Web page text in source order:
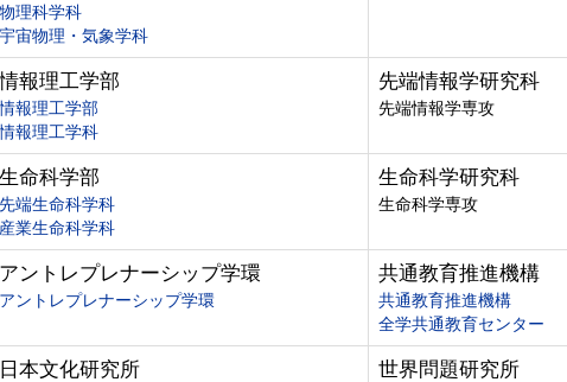
物理科学科
宇宙物理・気象学科
情報理工学部
情報理工学部
情報理工学科
先端情報学研究科
先端情報学専攻
生命科学部
先端生命科学科
産業生命科学科
生命科学研究科
生命科学専攻
アントレプレナーシップ学環
アントレプレナーシップ学環
共通教育推進機構
共通教育推進機構
全学共通教育センター
日本文化研究所 世界問題研究所